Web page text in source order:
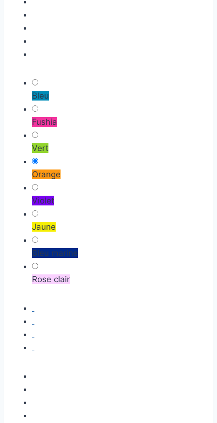
Bleu
Fushia
Vert
Orange
Violet
Jaune
Bleu marine
Rose clair